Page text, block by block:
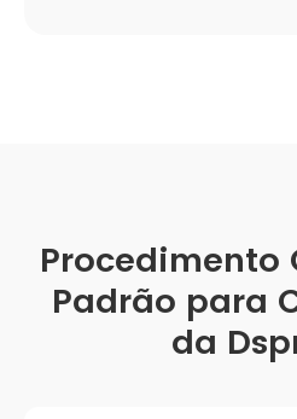
Procedimento
Padrão para
da